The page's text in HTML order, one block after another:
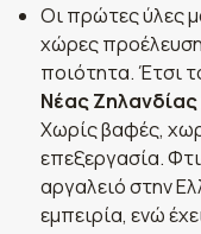
Οι πρώτες ύλες
χώρες
ποιότητα. Έτσι
Νέας
Χωρίς βαφές,
επεξεργασία.
αργαλειό στην
εμπειρία, ενώ